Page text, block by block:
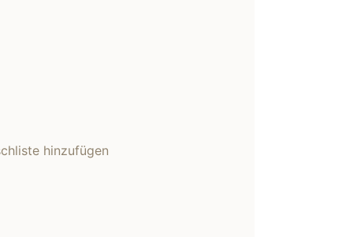
hinzufügen